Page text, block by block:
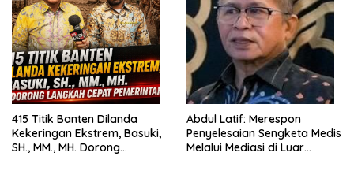
415 Titik Banten Dilanda
Kekeringan Ekstrem, Basuki,
SH., MM., MH. Dorong
Abdul Latif: Merespon
Penyelesaian Sengketa Medis
Melalui Mediasi di Luar